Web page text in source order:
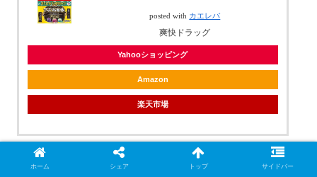
posted with カエレバ
爽快ドラッグ
Yahooショッピング
Amazon
楽天市場
匂いに飽きるので、このタイプを愛用中ｗ
ホーム シェア トップ サイドバー